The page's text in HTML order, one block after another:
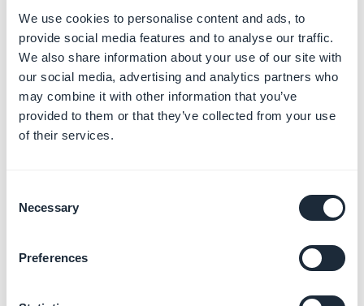
We use cookies to personalise content and ads, to
provide social media features and to analyse our traffic.
We also share information about your use of our site with
our social media, advertising and analytics partners who
may combine it with other information that you’ve
provided to them or that they’ve collected from your use
of their services.
Selection
Necessary
Preferences
Ajouter des cartes et des
points d'intérêt
événements